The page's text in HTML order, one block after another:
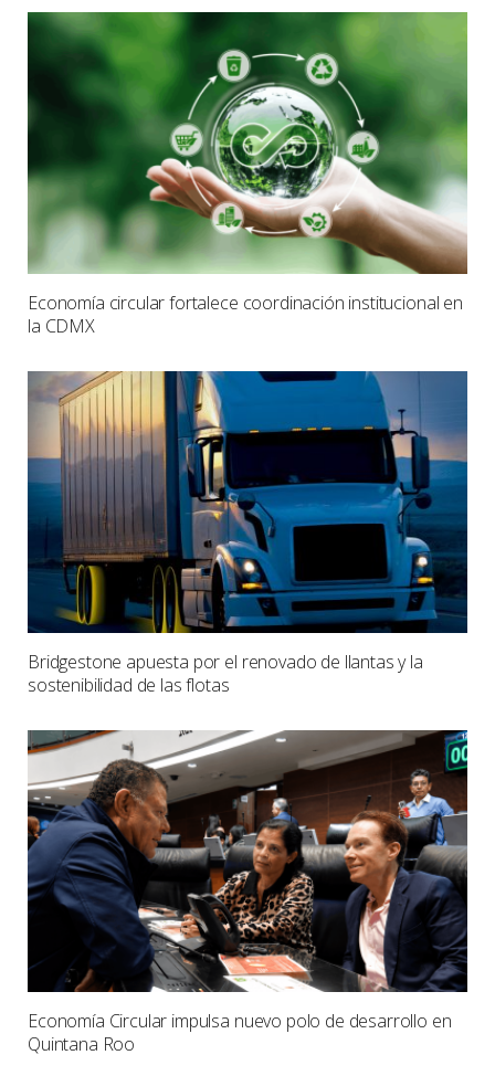
Economía circular fortalece coordinación institucional en
la CDMX
Bridgestone apuesta por el renovado de llantas y la
sostenibilidad de las flotas
Economía Circular impulsa nuevo polo de desarrollo en
Quintana Roo